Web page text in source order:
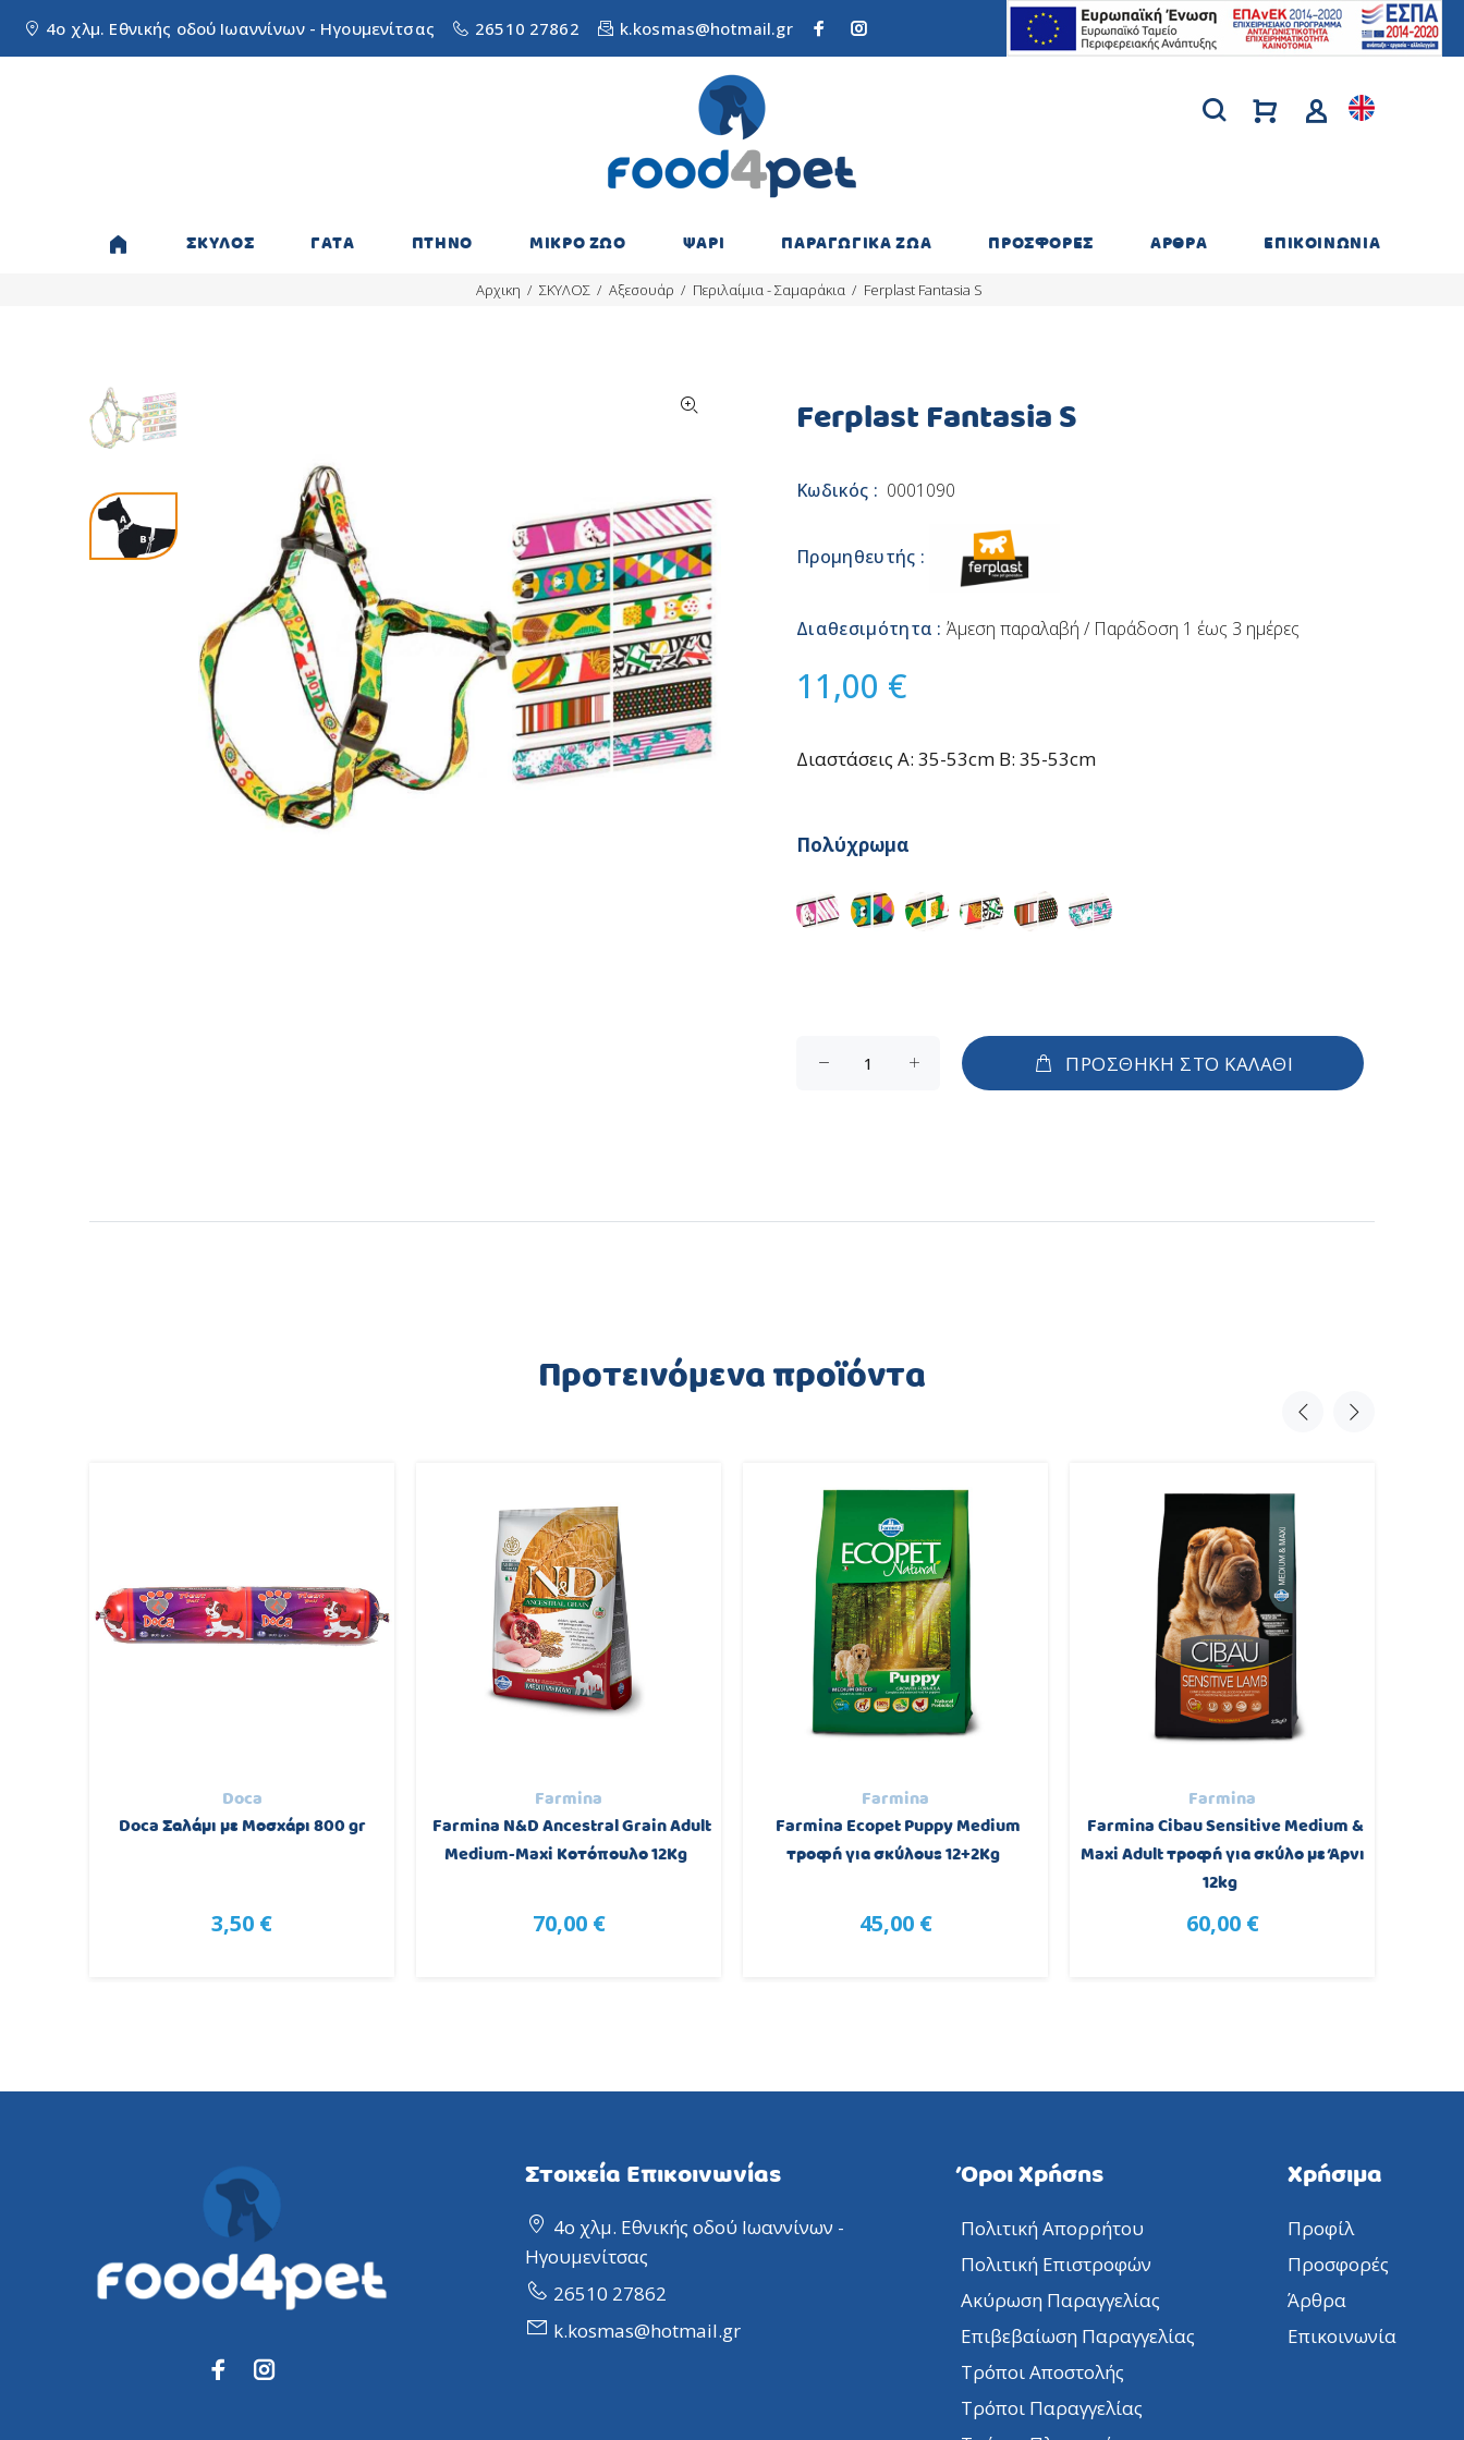
4ο χλμ. Εθνικής οδού Ιωαννίνων - Ηγουμενίτσας 26510 27862 k.kosmas@hotmail.gr
ΣΚΥΛΟΣ ΓΑΤΑ ΠΤΗΝΟ ΜΙΚΡΟ ΖΩΟ ΨΑΡΙ ΠΑΡΑΓΩΓΙΚΑ ΖΩΑ ΠΡΟΣΦΟΡΕΣ ΑΡΘΡΑ ΕΠΙΚΟΙΝΩΝΙΑ
Αρχικη ΣΚΥΛΟΣ Αξεσουάρ Περιλαίμια - Σαμαράκια Ferplast Fantasia S
Ferplast Fantasia S
Κωδικός : 0001090
Προμηθευτής :
Διαθεσιμότητα :Άμεση παραλαβή / Παράδoση 1 έως 3 ημέρες
11,00 €
Διαστάσεις A: 35-53cm B: 35-53cm
Πολύχρωμα
ΠΡΟΣΘΗΚΗ ΣΤΟ ΚΑΛΑΘΙ
Προτεινόμενα προϊόντα
Doca
Doca Σαλάμι με Μοσχάρι 800 gr
3,50 €
Farmina
Farmina N&D Ancestral Grain Adult
Medium-Maxi Κοτόπουλο 12Kg
70,00 €
Farmina
Farmina Ecopet Puppy Medium
τροφή για σκύλους 12+2Kg
45,00 €
Farmina
Farmina Cibau Sensitive Medium &
Maxi Adult τροφή για σκύλο με Άρνι
12kg
60,00 €
Στοιχεία Επικοινωνίας
4ο χλμ. Εθνικής οδού Ιωαννίνων -
Ηγουμενίτσας
26510 27862
k.kosmas@hotmail.gr
Όροι Χρήσης
Πολιτική Απορρήτου
Πολιτική Επιστροφών
Ακύρωση Παραγγελίας
Επιβεβαίωση Παραγγελίας
Τρόποι Αποστολής
Τρόποι Παραγγελίας
Χρήσιμα
Προφίλ
Προσφορές
Άρθρα
Επικοινωνία